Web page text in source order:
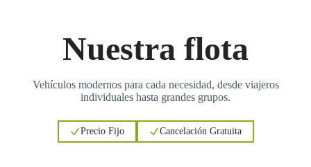
Nuestra flota
Vehículos modernos para cada necesidad, desde viajeros
individuales hasta grandes grupos.
Precio Fijo Cancelación Gratuita